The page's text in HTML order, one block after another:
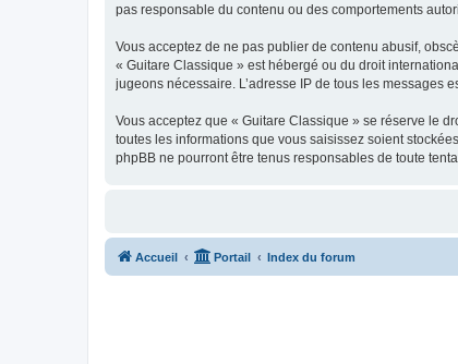
pas responsable du contenu ou des comportements
Vous acceptez de ne pas publier de contenu abusif,
« Guitare Classique » est hébergé ou du droit
jugeons nécessaire. L’adresse IP de tous les messages
Vous acceptez que « Guitare Classique » se réserve le
toutes les informations que vous saisissez soient
phpBB ne pourront être tenus responsables de toute
Accueil Portail Index du forum